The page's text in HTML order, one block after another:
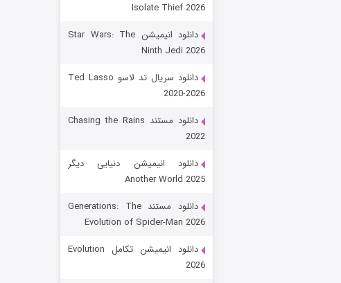
رویایی برای تو
قسمت
Isolate Thief 2026
دانلود انیمیشن Star Wars: The
Ninth Jedi 2026
دانلود سریال تد لاسو Ted Lasso
2020-2026
دانلود مستند Chasing the Rains
2022
دانلود انیمیشن دنیایی دیگر
Another World 2025
دانلود مستند Generations: The
Evolution of Spider-Man 2026
دانلود انیمیشن تکامل Evolution
2026